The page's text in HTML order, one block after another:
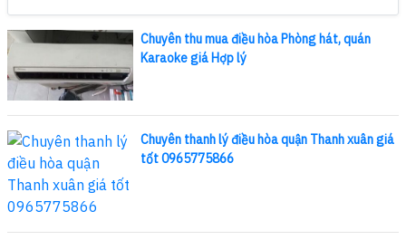
Chuyên thu mua điều hòa Phòng hát, quán
Karaoke giá Hợp lý
Chuyên thanh lý điều hòa quận Thanh xuân giá
tốt 0965775866